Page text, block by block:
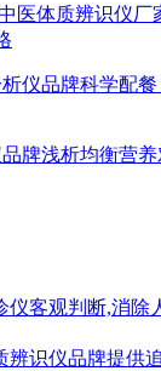
医体质辨识仪厂
析仪品牌科学配
牌浅析均衡营
仪客观判断,消除
辨识仪品牌提供